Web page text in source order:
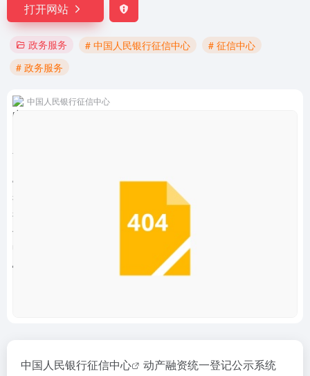
打开网站
政务服务 # 中国人民银行征信中心
# 征信中心
# 政务服务
中国人民银行征信中心
中国人民银行征信中心 动产融资统一登记公示系统